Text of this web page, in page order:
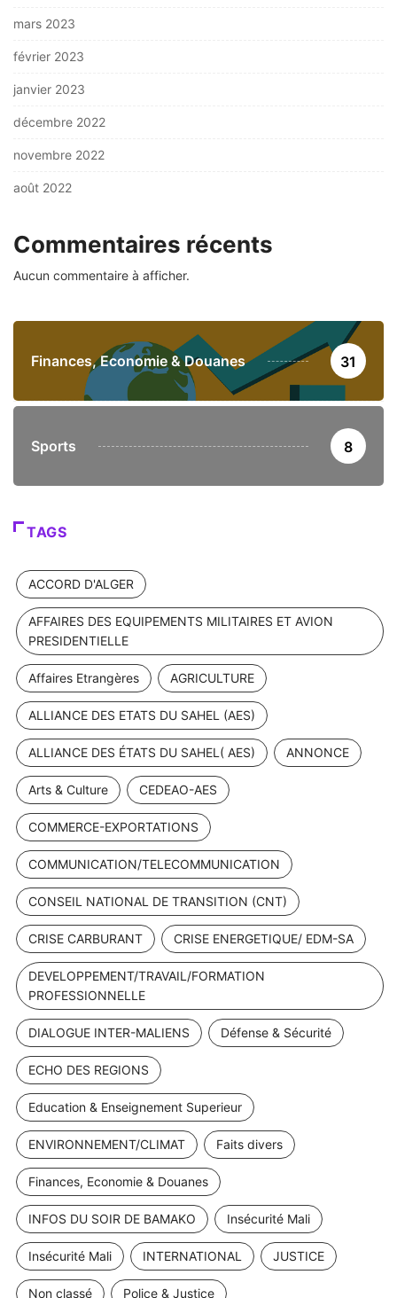
mars 2023
février 2023
janvier 2023
décembre 2022
novembre 2022
août 2022
Commentaires récents
Aucun commentaire à afficher.
Finances, Economie & Douanes 31
Sports 8
TAGS
ACCORD D'ALGER
AFFAIRES DES EQUIPEMENTS MILITAIRES ET AVION
PRESIDENTIELLE
Affaires Etrangères AGRICULTURE
ALLIANCE DES ETATS DU SAHEL (AES)
ALLIANCE DES ÉTATS DU SAHEL( AES) ANNONCE
Arts & Culture CEDEAO-AES
COMMERCE-EXPORTATIONS
COMMUNICATION/TELECOMMUNICATION
CONSEIL NATIONAL DE TRANSITION (CNT)
CRISE CARBURANT CRISE ENERGETIQUE/ EDM-SA
DEVELOPPEMENT/TRAVAIL/FORMATION
PROFESSIONNELLE
DIALOGUE INTER-MALIENS Défense & Sécurité
ECHO DES REGIONS
Education & Enseignement Superieur
ENVIRONNEMENT/CLIMAT Faits divers
Finances, Economie & Douanes
INFOS DU SOIR DE BAMAKO Insécurité Mali
Insécurité Mali INTERNATIONAL JUSTICE
Non classé Police & Justice